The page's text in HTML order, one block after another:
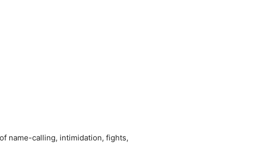
name-calling, intimidation, fights,